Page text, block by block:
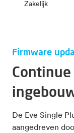
Zakelijk
Firmware
De Eve Single
aangedreven